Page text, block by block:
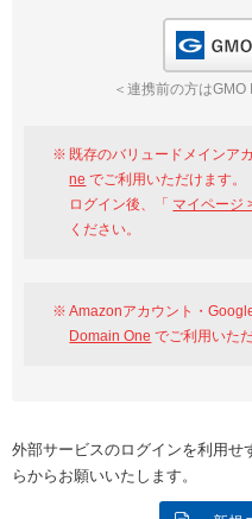
※Amazonは
Google
GMO ID
＜連携前の方は
既存のバリュードメインア
ne でご利用いただけます。
ログイン後、「 マイページ
ください。
Amazonアカウント・
Domain One でご利用いた
外部サービスのログインを利用せ
らからお願いいたします。